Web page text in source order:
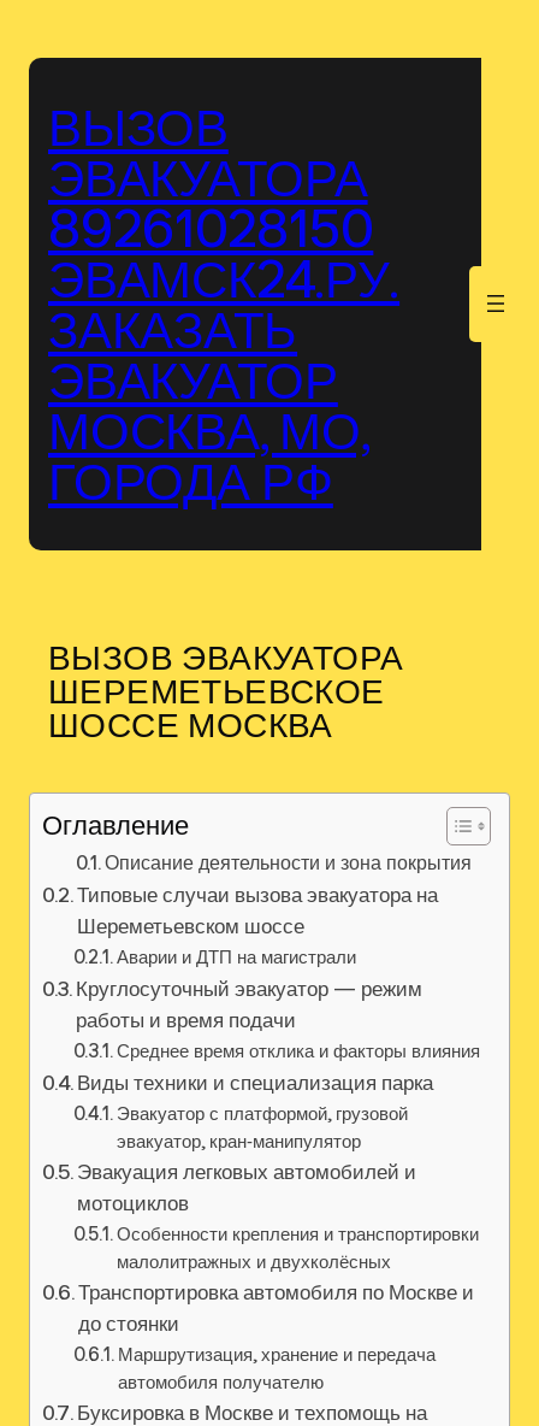
ВЫЗОВ
ЭВАКУАТОРА
89261028150
ЭВАМСК24.РУ.
ЗАКАЗАТЬ
ЭВАКУАТОР
МОСКВА, МО,
ГОРОДА РФ
ВЫЗОВ ЭВАКУАТОРА
ШЕРЕМЕТЬЕВСКОЕ
ШОССЕ МОСКВА
Оглавление
Описание деятельности и зона покрытия
Типовые случаи вызова эвакуатора на
Шереметьевском шоссе
Аварии и ДТП на магистрали
Круглосуточный эвакуатор — режим
работы и время подачи
Среднее время отклика и факторы влияния
Виды техники и специализация парка
Эвакуатор с платформой, грузовой
эвакуатор, кран‑манипулятор
Эвакуация легковых автомобилей и
мотоциклов
Особенности крепления и транспортировки
малолитражных и двухколёсных
Транспортировка автомобиля по Москве и
до стоянки
Маршрутизация, хранение и передача
автомобиля получателю
Буксировка в Москве и техпомощь на